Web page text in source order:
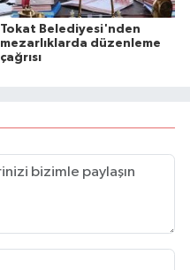
Tokat Belediyesi'nden
mezarlıklarda düzenleme
çağrısı